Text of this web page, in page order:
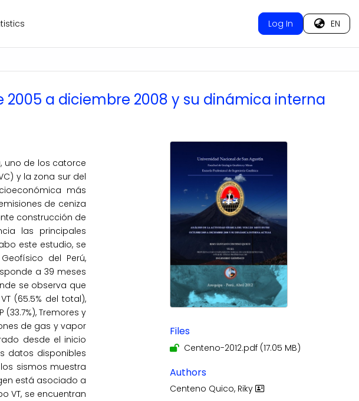
Log In EN
a diciembre 2008 y su dinámica interna
uno de los catorce
y la zona sur del
más
de ceniza
construcción de
las principales
este estudio, se
del Perú,
a 39 meses
se observa que
(65.5% del total),
Tremores y
de gas y vapor
desde el inicio
datos disponibles
sismos muestra
está asociado a
VT, se encuentran
Files
Centeno-2012.pdf (17.05 MB)
Authors
Centeno Quico, Riky